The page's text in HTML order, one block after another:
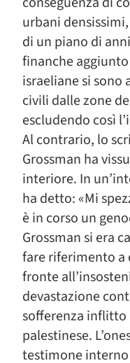
urbani
di un piano di
finanche
israeliane si sono
civili dalle zone
escludendo così
Al contrario, lo
Grossman ha
interiore. In
ha detto: «Mi
è in corso un
Grossman si era
fare riferimento a
fronte
devastazione
sofferenza
palestinese.
testimone interno